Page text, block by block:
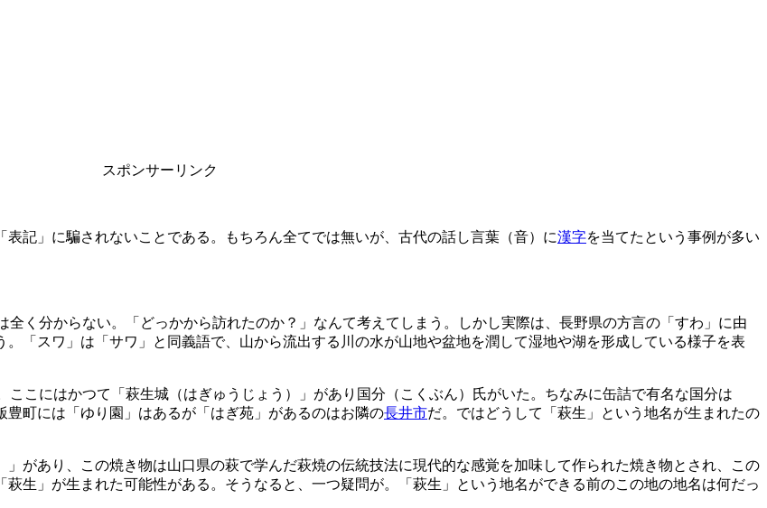
スポンサーリンク
表記」に騙されないことである。もちろん全てでは無いが、古代の話し言葉（音）に漢字を当てたという事例が多い
全く分からない。「どっかから訪れたのか？」なんて考えてしまう。しかし実際は、長野県の方言の「すわ」に由
「スワ」は「サワ」と同義語で、山から流出する川の水が山地や盆地を潤して湿地や湖を形成している様子を表
ここにはかつて「萩生城（はぎゅうじょう）」があり国分（こくぶん）氏がいた。ちなみに缶詰で有名な国分は
豊町には「ゆり園」はあるが「はぎ苑」があるのはお隣の長井市だ。ではどうして「萩生」という地名が生まれたの
」があり、この焼き物は山口県の萩で学んだ萩焼の伝統技法に現代的な感覚を加味して作られた焼き物とされ、この
生」が生まれた可能性がある。そうなると、一つ疑問が。「萩生」という地名ができる前のこの地の地名は何だっ